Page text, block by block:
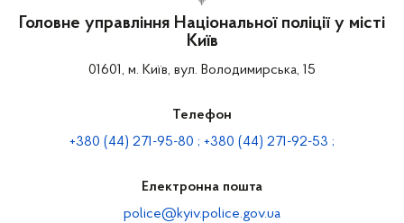
Головне управління Національної поліції у місті
Київ
01601, м. Київ, вул. Володимирська, 15
Телефон
+380 (44) 271-95-80 ; +380 (44) 271-92-53 ;
Електронна пошта
police@kyiv.police.gov.ua